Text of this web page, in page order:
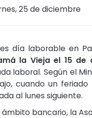
25 de diciembre
día laborable en
la Vieja el 15 de
laboral. Según el
cuando un
al lunes siguiente.
ámbito bancario, la